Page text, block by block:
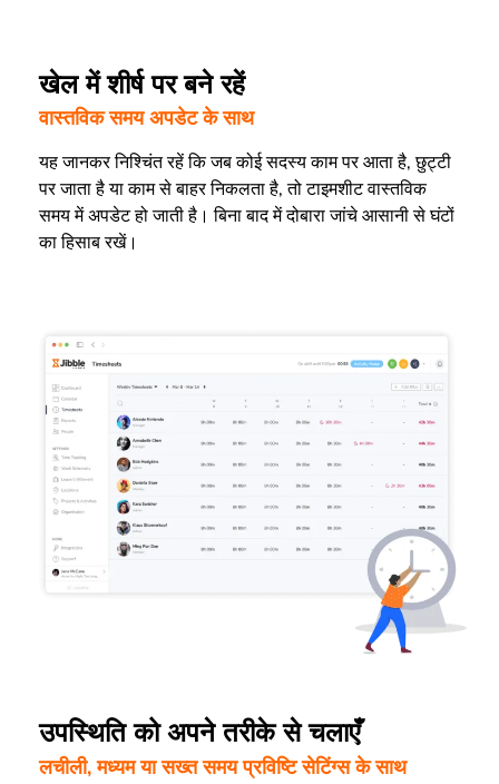
खेल में शीर्ष पर बने रहें
वास्तविक समय अपडेट के साथ
यह जानकर निश्चिंत रहें कि जब कोई सदस्य काम पर आता है, छुट्टी
पर जाता है या काम से बाहर निकलता है, तो टाइमशीट वास्तविक
समय में अपडेट हो जाती है। बिना बाद में दोबारा जांचे आसानी से घंटों
का हिसाब रखें।
उपस्थिति को अपने तरीके से चलाएँ
लचीली, मध्यम या सख्त समय प्रविष्टि सेटिंग्स के साथ